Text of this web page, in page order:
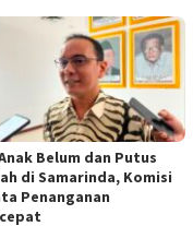
Belum dan Putus
di Samarinda, Komisi
Penanganan